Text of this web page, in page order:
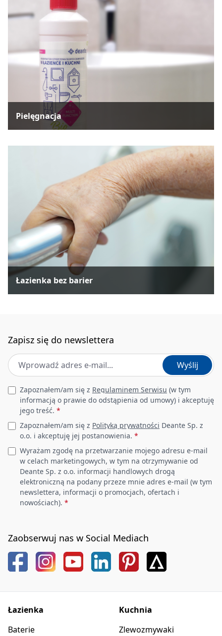
Pielęgnacja
Łazienka bez barier
Zapisz się do newslettera
Adres e-mail *
Wyślij
Leave this field empty
Zapoznałem/am się z Regulaminem Serwisu (w tym
informacją o prawie do odstąpienia od umowy) i akceptuję
jego treść. *
Zapoznałem/am się z Polityką prywatności Deante Sp. z
o.o. i akceptuję jej postanowienia. *
Wyrażam zgodę na przetwarzanie mojego adresu e-mail
w celach marketingowych, w tym na otrzymywanie od
Deante Sp. z o.o. informacji handlowych drogą
elektroniczną na podany przeze mnie adres e-mail (w tym
newslettera, informacji o promocjach, ofertach i
nowościach). *
Zaobserwuj nas w Social Mediach
Łazienka
Baterie
Kuchnia
Zlewozmywaki